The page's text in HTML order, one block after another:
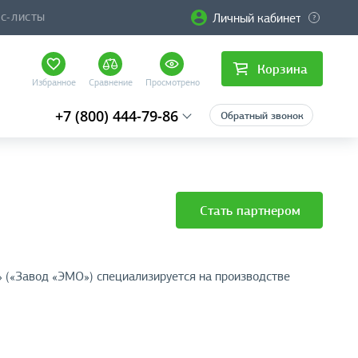
ЛИСТЫ Личный кабинет
Избранное Сравнение Просмотрено
Корзина
+7 (800) 444-79-86 Обратный звонок
Стать партнером
«ЭМО») специализируется на производстве